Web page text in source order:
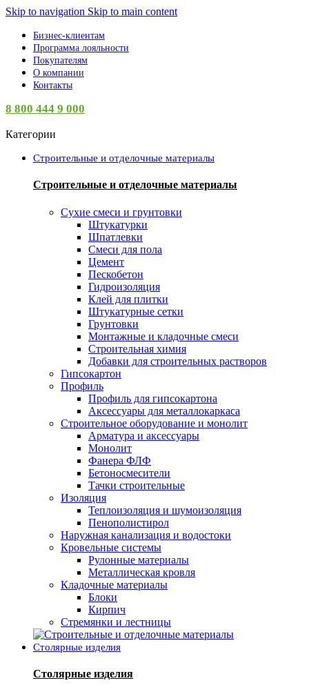
Skip to navigation Skip to main content
Бизнес-клиентам
Программа лояльности
Покупателям
О компании
Контакты
8 800 444 9 000
Категории
Строительные и отделочные материалы
Строительные и отделочные материалы
Сухие смеси и грунтовки
Штукатурки
Шпатлевки
Смеси для пола
Цемент
Пескобетон
Гидроизоляция
Клей для плитки
Штукатурные сетки
Грунтовки
Монтажные и кладочные смеси
Строительная химия
Добавки для строительных растворов
Гипсокартон
Профиль
Профиль для гипсокартона
Аксессуары для металлокаркаса
Строительное оборудование и монолит
Арматура и аксессуары
Монолит
Фанера ФЛФ
Бетоносмесители
Тачки строительные
Изоляция
Теплоизоляция и шумоизоляция
Пенополистирол
Наружная канализация и водостоки
Кровельные системы
Рулонные материалы
Металлическая кровля
Кладочные материалы
Блоки
Кирпич
Стремянки и лестницы
Столярные изделия
Столярные изделия